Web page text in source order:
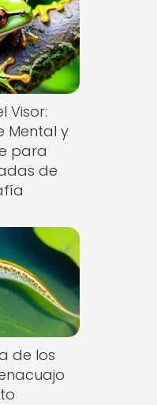
Visor:
Mental y
para
de
de los